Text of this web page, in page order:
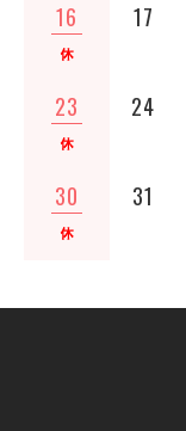
16 17
23 24
30 31